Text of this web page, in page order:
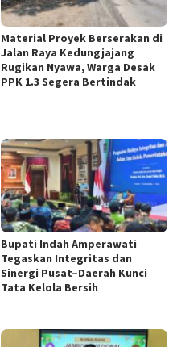
Material Proyek Berserakan di
Jalan Raya Kedungjajang
Rugikan Nyawa, Warga Desak
PPK 1.3 Segera Bertindak
Bupati Indah Amperawati
Tegaskan Integritas dan
Sinergi Pusat–Daerah Kunci
Tata Kelola Bersih